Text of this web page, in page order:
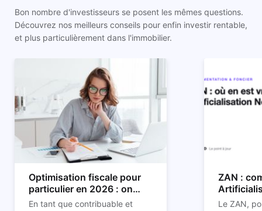
Bon nombre d'investisseurs se posent les mêmes questions.
Découvrez nos meilleurs conseils pour enfin investir rentable,
et plus particulièrement dans l'immobilier.
Optimisation fiscale pour
particulier en 2026 : on
vous explique tout
En tant que contribuable et
ZAN :
son
Le ZAN,